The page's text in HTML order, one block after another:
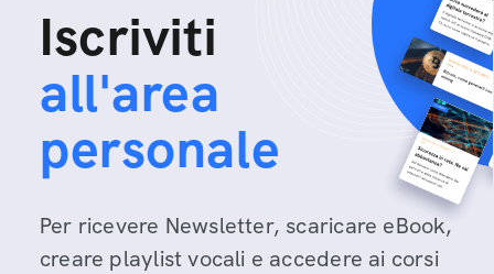
Iscriviti
all'area
personale
Per ricevere Newsletter, scaricare eBook,
creare playlist vocali e accedere ai corsi